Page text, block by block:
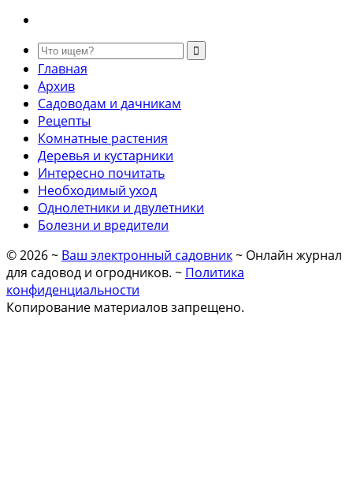
Главная
Архив
Садоводам и дачникам
Рецепты
Комнатные растения
Деревья и кустарники
Интересно почитать
Необходимый уход
Однолетники и двулетники
Болезни и вредители
©2026~ Ваш электронный садовник~ Онлайн журнал
для садовод и огродников. ~ Политика
конфиденциальности
Копирование материалов запрещено.